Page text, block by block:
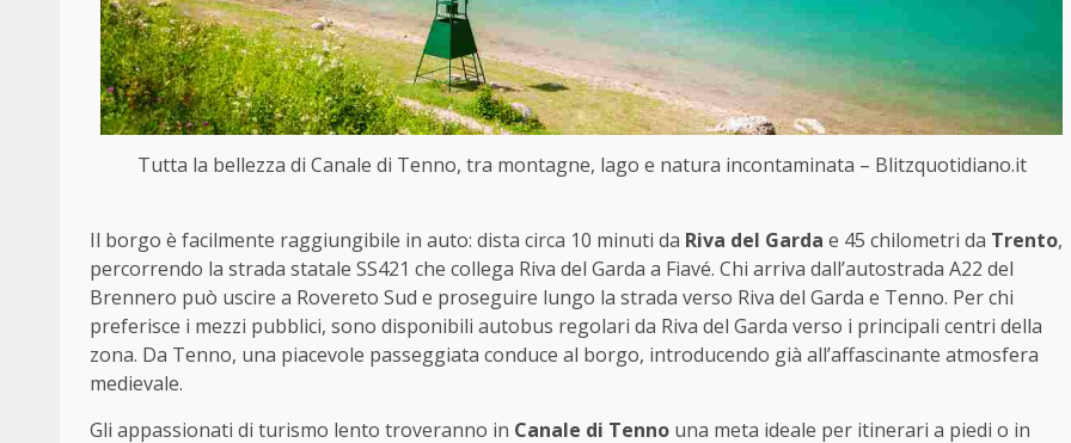
Tutta la bellezza di Canale di Tenno, tra montagne, lago e natura incontaminata – Blitzquotidiano.it
Il borgo è facilmente raggiungibile in auto: dista circa 10 minuti da Riva del Garda e 45 chilometri da Trento,
percorrendo la strada statale SS421 che collega Riva del Garda a Fiavé. Chi arriva dall’autostrada A22 del
Brennero può uscire a Rovereto Sud e proseguire lungo la strada verso Riva del Garda e Tenno. Per chi
preferisce i mezzi pubblici, sono disponibili autobus regolari da Riva del Garda verso i principali centri della
zona. Da Tenno, una piacevole passeggiata conduce al borgo, introducendo già all’affascinante atmosfera
medievale.
Gli appassionati di turismo lento troveranno in Canale di Tenno una meta ideale per itinerari a piedi o in